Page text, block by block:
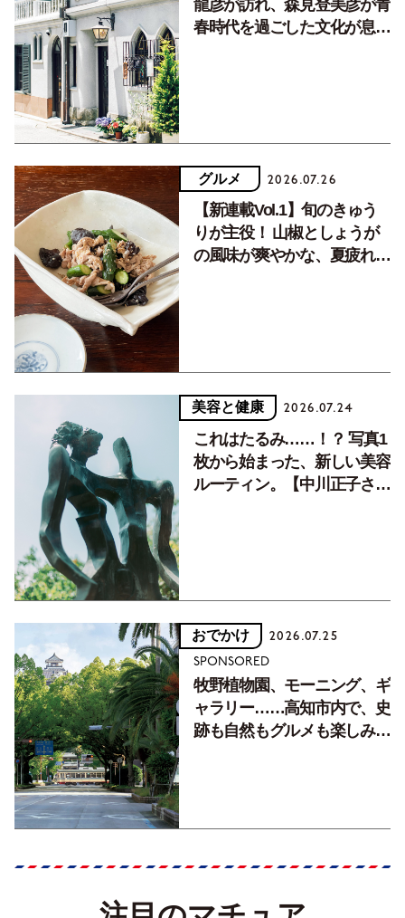
龍彦が訪れ、森見登美彦が青
春時代を過ごした文化が息づ
グルメ 2026.07.26
【新連載Vol.1】旬のきゅう
りが主役！ 山椒としょうが
の風味が爽やかな、夏疲れを
美容と健康 2026.07.24
これはたるみ……！？ 写真1
枚から始まった、新しい美容
ルーティン。【中川正子さん
おでかけ 2026.07.25
SPONSORED
牧野植物園、モーニング、ギ
ャラリー……高知市内で、史
跡も自然もグルメも楽しみ尽